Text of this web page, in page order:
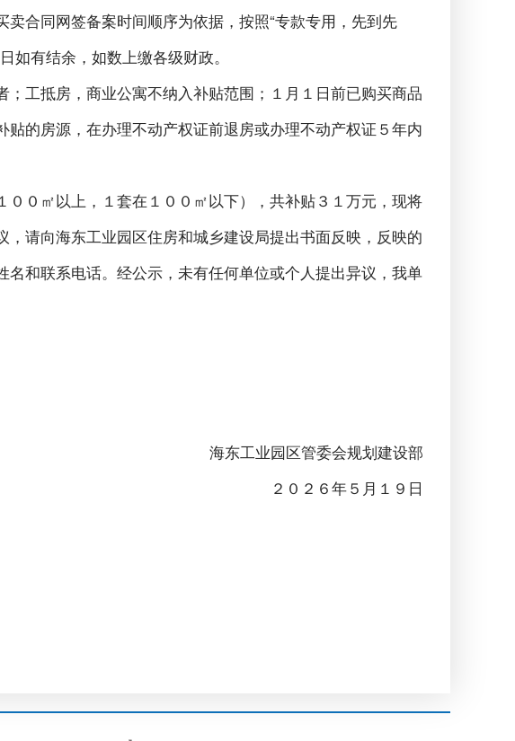
合同网签备案时间顺序为依据，按照“专款专用，先到先
有结余，如数上缴各级财政。
工抵房，商业公寓不纳入补贴范围；１月１日前已购买商品
的房源，在办理不动产权证前退房或办理不动产权证５年内
０㎡以上，１套在１００㎡以下），共补贴３１万元，现将
请向海东工业园区住房和城乡建设局提出书面反映，反映的
和联系电话。经公示，未有任何单位或个人提出异议，我单
海东工业园区管委会规划建设部
０２６年５月１９日